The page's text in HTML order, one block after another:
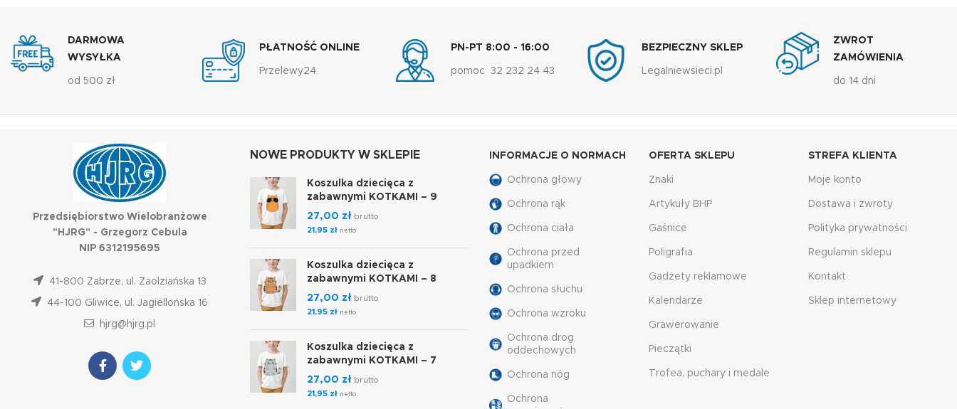
DARMOWA
WYSYŁKA
od 500 zł
PŁATNOŚĆ ONLINE
Przelewy24
PN-PT 8:00 - 16:00
pomoc 32 232 24 43
BEZPIECZNY SKLEP
Legalniewsieci.pl
ZWROT
ZAMÓWIENIA
do 14 dni
Przedsiębiorstwo Wielobranżowe
"HJRG" - Grzegorz Cebula
NIP 6312195695
41-800 Zabrze, ul. Zaolziańska 13
44-100 Gliwice, ul. Jagiellońska 16
hjrg@hjrg.pl
NOWE PRODUKTY W SKLEPIE
Koszulka dziecięca z
zabawnymi KOTKAMI – 9
27,00 zł brutto
21,95 zł netto
Koszulka dziecięca z
zabawnymi KOTKAMI – 8
27,00 zł brutto
21,95 zł netto
Koszulka dziecięca z
zabawnymi KOTKAMI – 7
27,00 zł brutto
21,95 zł netto
INFORMACJE O NORMACH
Ochrona głowy
Ochrona rąk
Ochrona ciała
Ochrona przed
upadkiem
Ochrona słuchu
Ochrona wzroku
Ochrona drog
oddechowych
Ochrona nóg
Ochrona
OFERTA SKLEPU
Znaki
Artykuły BHP
Gaśnice
Poligrafia
Gadżety reklamowe
Kalendarze
Grawerowanie
Pieczątki
Trofea, puchary i medale
STREFA KLIENTA
Moje konto
Dostawa i zwroty
Polityka prywatności
Regulamin sklepu
Kontakt
Sklep internetowy